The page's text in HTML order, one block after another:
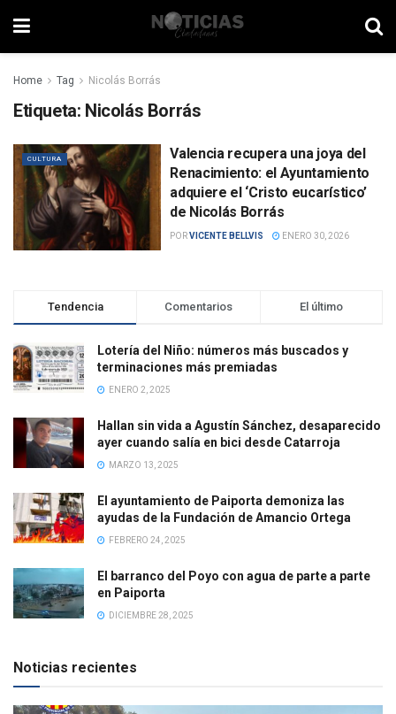
Home Tag Nicolás Borrás
Etiqueta: Nicolás Borrás
CULTURA
Valencia recupera una joya del
Renacimiento: el Ayuntamiento
adquiere el ‘Cristo eucarístico’
de Nicolás Borrás
PORVICENTE BELLVIS ENERO 30, 2026
Tendencia Comentarios El último
Lotería del Niño: números más buscados y
terminaciones más premiadas
ENERO 2, 2025
Hallan sin vida a Agustín Sánchez, desaparecido
ayer cuando salía en bici desde Catarroja
MARZO 13, 2025
El ayuntamiento de Paiporta demoniza las
ayudas de la Fundación de Amancio Ortega
FEBRERO 24, 2025
El barranco del Poyo con agua de parte a parte
en Paiporta
DICIEMBRE 28, 2025
Noticias recientes